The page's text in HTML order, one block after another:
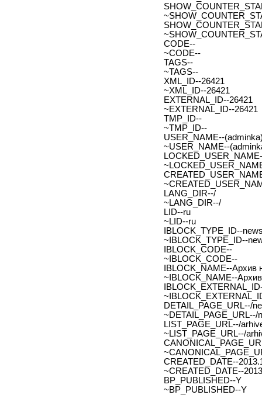
CODE--
~CODE--
TAGS--
~TAGS--
XML_ID--26421
~XML_ID--26421
EXTERNAL_ID--26421
~EXTERNAL_ID--26421
TMP_ID--
~TMP_ID--
USER_NAME--
~USER_NAME--
LANG_DIR--/
~LANG_DIR--/
LID--ru
~LID--ru
IBLOCK_TYPE_ID--
~IBLOCK_TYPE_ID--
IBLOCK_CODE--
~IBLOCK_CODE--
IBLOCK_NAME--Архив
~IBLOCK_NAME--
DETAIL_PAGE_URL--/
~DETAIL_PAGE_URL--/
LIST_PAGE_URL--/
~LIST_PAGE_URL--/
CREATED_DATE--
~CREATED_DATE--
BP_PUBLISHED--Y
~BP_PUBLISHED--Y